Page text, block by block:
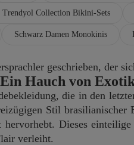
Trendyol Collection Bikini-Sets
Schwarz Damen Monokinis
geschrieben, der
Hauch von
die in den
Stil
Dieses
verleiht.